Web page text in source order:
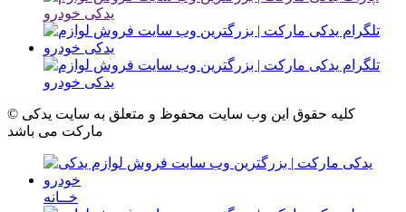
© کلیه حقوق این وب سایت محفوظ و متعلق به سایت یدکی
مارکت می باشد
خــانه